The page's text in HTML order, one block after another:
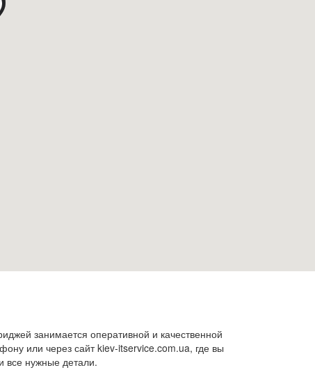
занимается оперативной и качественной
или через сайт kiev-itservice.com.ua, где вы
все нужные детали.